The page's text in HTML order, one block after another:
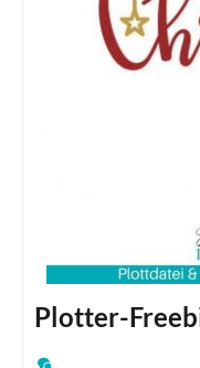
Plotter-